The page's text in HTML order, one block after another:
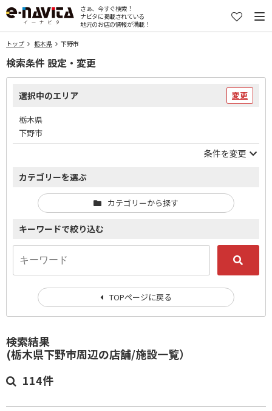
さぁ、今すぐ検索！
ナビタに掲載されている
地元のお店の情報が満載！
トップ 栃木県 下野市
検索結果
(栃木県下野市周辺の店舗/施設一覧）
114件
検索条件 設定・変更
選択中のエリア 変更
栃木県
下野市
条件を変更
カテゴリーを選ぶ
カテゴリーから探す
キーワードで絞り込む
TOPページに戻る